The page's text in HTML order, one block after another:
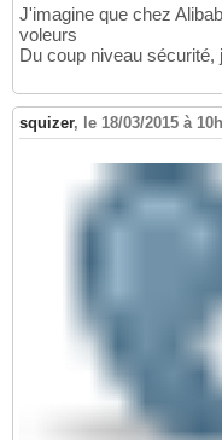
J'imagine que chez
voleurs
Du coup niveau
squizer, le 18/03/2015 à